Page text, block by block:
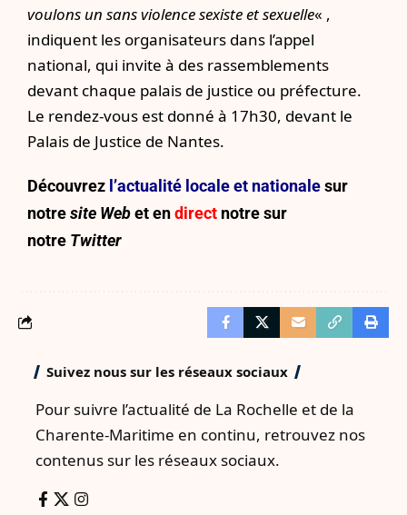
voulons un sans violence sexiste et sexuelle« ,
indiquent les organisateurs dans l’appel
national, qui invite à des rassemblements
devant chaque palais de justice ou préfecture.
Le rendez-vous est donné à 17h30, devant le
Palais de Justice de Nantes.
Découvrez l’actualité locale et nationalesur
notresite Webet endirect notre sur
notre Twitter
Suivez nous sur les réseaux sociaux
Pour suivre l’actualité de La Rochelle et de la
Charente-Maritime en continu, retrouvez nos
contenus sur les réseaux sociaux.